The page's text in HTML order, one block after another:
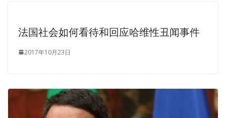
法国社会如何看待和回应哈维性丑闻事件
2017年10月23日